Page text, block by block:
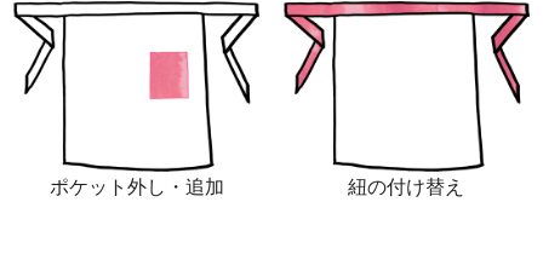
ポケット外し・追加 紐の付け替え